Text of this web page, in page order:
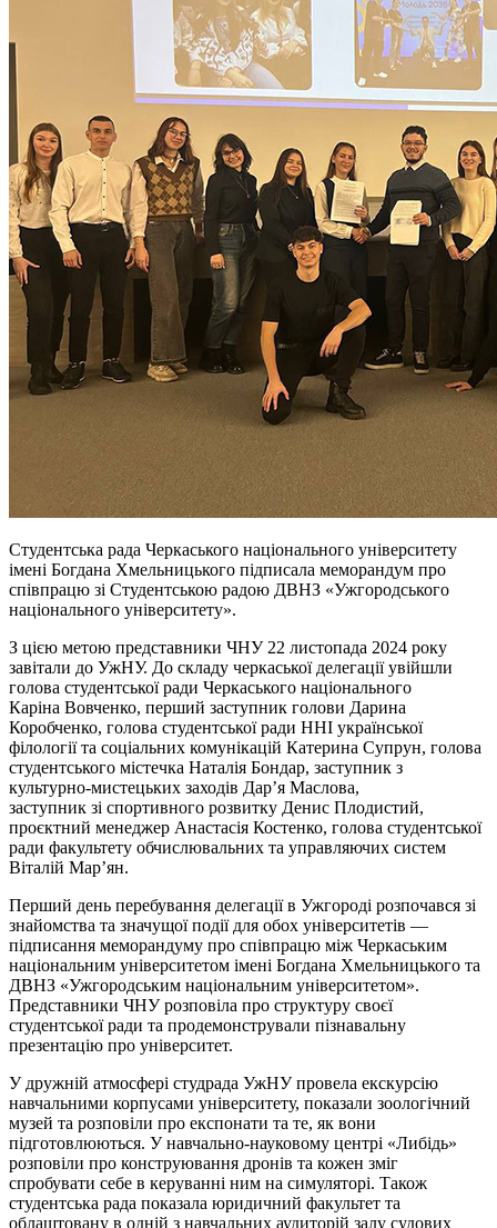
Студентська рада Черкаського національного університету
імені Богдана Хмельницького підписала меморандум про
співпрацю зі Студентською радою ДВНЗ «Ужгородського
національного університету».
З цією метою представники ЧНУ 22 листопада 2024 року
завітали до УжНУ. До складу черкаської делегації увійшли
голова студентської ради Черкаського національного
Каріна Вовченко, перший заступник голови Дарина
Коробченко, голова студентської ради ННІ української
філології та соціальних комунікацій Катерина Супрун, голова
студентського містечка Наталія Бондар, заступник з
культурно-мистецьких заходів Дар’я Маслова,
заступник зі спортивного розвитку Денис Плодистий,
проєктний менеджер Анастасія Костенко, голова студентської
ради факультету обчислювальних та управляючих систем
Віталій Мар’ян.
Перший день перебування делегації в Ужгороді розпочався зі
знайомства та значущої події для обох університетів —
підписання меморандуму про співпрацю між Черкаським
національним університетом імені Богдана Хмельницького та
ДВНЗ «Ужгородським національним університетом».
Представники ЧНУ розповіла про структуру своєї
студентської ради та продемонстрували пізнавальну
презентацію про університет.
У дружній атмосфері студрада УжНУ провела екскурсію
навчальними корпусами університету, показали зоологічний
музей та розповіли про експонати та те, як вони
підготовлюються. У навчально-науковому центрі «Либідь»
розповіли про конструювання дронів та кожен зміг
спробувати себе в керуванні ним на симуляторі. Також
студентська рада показала юридичний факультет та
облаштовану в одній з навчальних аудиторій залу судових